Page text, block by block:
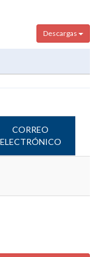
Descargas
CORREO
ELECTRÓNICO